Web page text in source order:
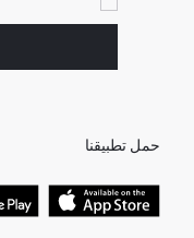
حمل تطبيقنا